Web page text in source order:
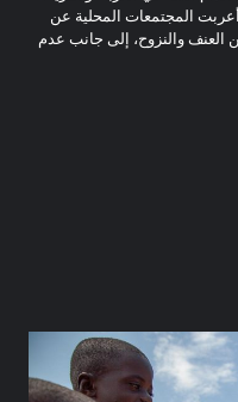
المجتمعات المحلية عن
العنف والنزوح، إلى جانب عدم